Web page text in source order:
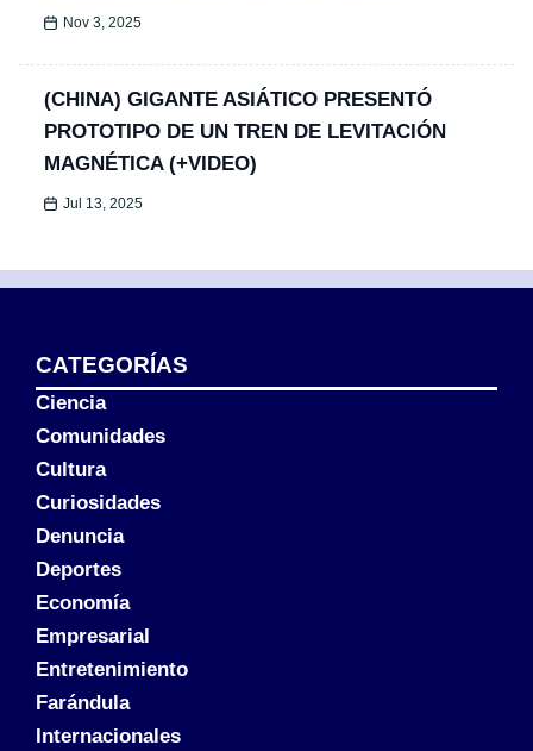
Nov 3, 2025
(CHINA) GIGANTE ASIÁTICO PRESENTÓ
PROTOTIPO DE UN TREN DE LEVITACIÓN
MAGNÉTICA (+VIDEO)
Jul 13, 2025
CATEGORÍAS
Ciencia
Comunidades
Cultura
Curiosidades
Denuncia
Deportes
Economía
Empresarial
Entretenimiento
Farándula
Internacionales